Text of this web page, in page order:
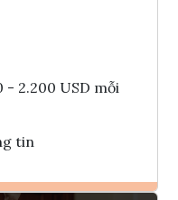
- 2.200 USD mỗi
tin